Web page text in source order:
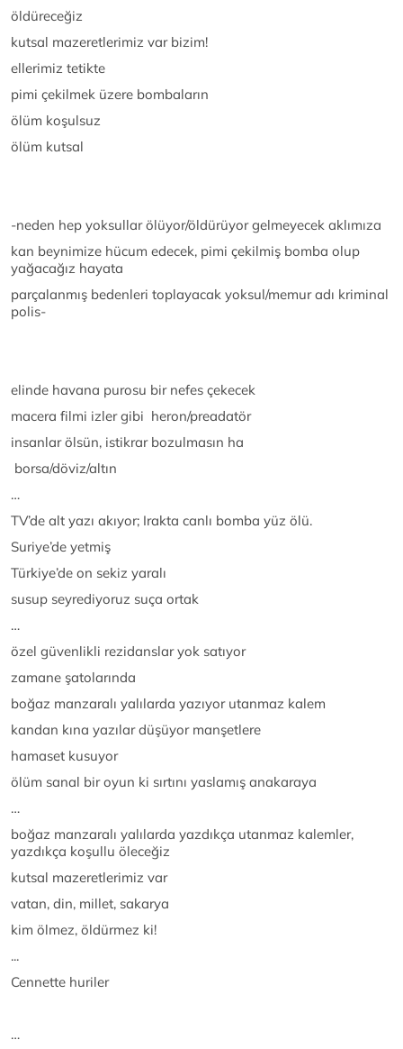
öldüreceğiz
kutsal mazeretlerimiz var bizim!
ellerimiz tetikte
pimi çekilmek üzere bombaların
ölüm koşulsuz
ölüm kutsal
-neden hep yoksullar ölüyor/öldürüyor gelmeyecek aklımıza
kan beynimize hücum edecek, pimi çekilmiş bomba olup
yağacağız hayata
parçalanmış bedenleri toplayacak yoksul/memur adı kriminal
polis-
elinde havana purosu bir nefes çekecek
macera filmi izler gibi heron/preadatör
insanlar ölsün, istikrar bozulmasın ha
borsa/döviz/altın
…
TV’de alt yazı akıyor; Irakta canlı bomba yüz ölü.
Suriye’de yetmiş
Türkiye’de on sekiz yaralı
susup seyrediyoruz suça ortak
…
özel güvenlikli rezidanslar yok satıyor
zamane şatolarında
boğaz manzaralı yalılarda yazıyor utanmaz kalem
kandan kına yazılar düşüyor manşetlere
hamaset kusuyor
ölüm sanal bir oyun ki sırtını yaslamış anakaraya
…
boğaz manzaralı yalılarda yazdıkça utanmaz kalemler,
yazdıkça koşullu öleceğiz
kutsal mazeretlerimiz var
vatan, din, millet, sakarya
kim ölmez, öldürmez ki!
...
Cennette huriler
…